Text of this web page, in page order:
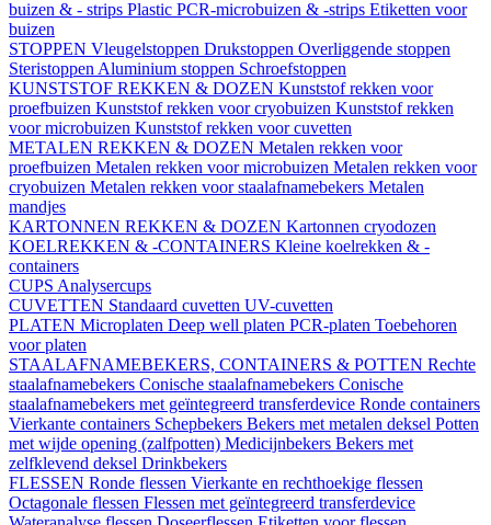
buizen & - strips Plastic PCR-microbuizen & -strips Etiketten voor
buizen
STOPPEN Vleugelstoppen Drukstoppen Overliggende stoppen
Steristoppen Aluminium stoppen Schroefstoppen
KUNSTSTOF REKKEN & DOZEN Kunststof rekken voor
proefbuizen Kunststof rekken voor cryobuizen Kunststof rekken
voor microbuizen Kunststof rekken voor cuvetten
METALEN REKKEN & DOZEN Metalen rekken voor
proefbuizen Metalen rekken voor microbuizen Metalen rekken voor
cryobuizen Metalen rekken voor staalafnamebekers Metalen
mandjes
KARTONNEN REKKEN & DOZEN Kartonnen cryodozen
KOELREKKEN & -CONTAINERS Kleine koelrekken & -
containers
CUPS Analysercups
CUVETTEN Standaard cuvetten UV-cuvetten
PLATEN Microplaten Deep well platen PCR-platen Toebehoren
voor platen
STAALAFNAMEBEKERS, CONTAINERS & POTTEN Rechte
staalafnamebekers Conische staalafnamebekers Conische
staalafnamebekers met geïntegreerd transferdevice Ronde containers
Vierkante containers Schepbekers Bekers met metalen deksel Potten
met wijde opening (zalfpotten) Medicijnbekers Bekers met
zelfklevend deksel Drinkbekers
FLESSEN Ronde flessen Vierkante en rechthoekige flessen
Octagonale flessen Flessen met geïntegreerd transferdevice